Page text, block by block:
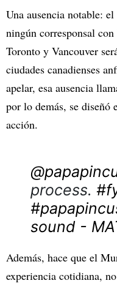
Una ausencia notable:
ningún corresponsal con
Toronto y Vancouver
ciudades canadienses
apelar, esa ausencia
por lo demás, se diseñó
acción.
process.
sound -
Además, hace que el
experiencia cotidiana,